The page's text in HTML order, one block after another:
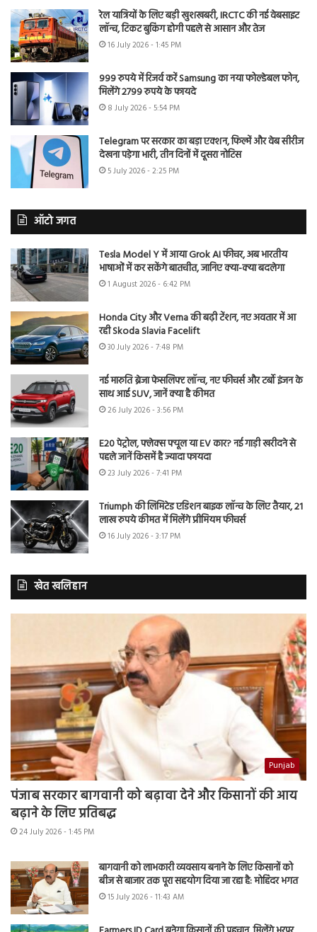
रेल यात्रियों के लिए बड़ी खुशखबरी, IRCTC की नई वेबसाइट
लॉन्च, टिकट बुकिंग होगी पहले से आसान और तेज
16 July 2026 - 1:45 PM
999 रुपये में रिजर्व करें Samsung का नया फोल्डेबल फोन,
मिलेंगे 2799 रुपये के फायदे
8 July 2026 - 5:54 PM
Telegram पर सरकार का बड़ा एक्शन, फिल्में और वेब सीरीज
देखना पड़ेगा भारी, तीन दिनों में दूसरा नोटिस
5 July 2026 - 2:25 PM
ऑटो जगत
Tesla Model Y में आया Grok AI फीचर, अब भारतीय
भाषाओं में कर सकेंगे बातचीत, जानिए क्या-क्या बदलेगा
1 August 2026 - 6:42 PM
Honda City और Verna की बढ़ी टेंशन, नए अवतार में आ
रही Skoda Slavia Facelift
30 July 2026 - 7:48 PM
नई मारुति ब्रेजा फेसलिफ्ट लॉन्च, नए फीचर्स और टर्बो इंजन के
साथ आई SUV, जानें क्या है कीमत
26 July 2026 - 3:56 PM
E20 पेट्रोल, फ्लेक्स फ्यूल या EV कार? नई गाड़ी खरीदने से
पहले जानें किसमें है ज्यादा फायदा
23 July 2026 - 7:41 PM
Triumph की लिमिटेड एडिशन बाइक लॉन्च के लिए तैयार, 21
लाख रुपये कीमत में मिलेंगे प्रीमियम फीचर्स
16 July 2026 - 3:17 PM
खेत खलिहान
Punjab
पंजाब सरकार बागवानी को बढ़ावा देने और किसानों की आय
बढ़ाने के लिए प्रतिबद्ध
24 July 2026 - 1:45 PM
बागवानी को लाभकारी व्यवसाय बनाने के लिए किसानों को
बीज से बाजार तक पूरा सहयोग दिया जा रहा है: मोहिंदर भगत
15 July 2026 - 11:43 AM